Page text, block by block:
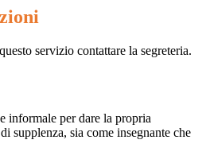
servizio contattare la segreteria.
informale per dare la propria
supplenza, sia come insegnante che